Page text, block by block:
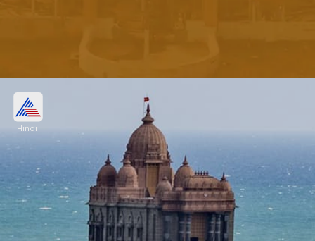
कामाख्या देवी मंदिर, आंध्र प्रदेश (Kamakhya
Temple, Andhra Pradesh)
आंध्र प्रदेश के विशाखापट्टनम में कामाख्या देवी का मंदिर है।
यहां सिर्फ महिलाओं को पूजा करने का अधिकार है। इस मंदिर की
पुजारी भी एक महिला है। यहां पुरुषों का प्रवेश वर्जित है।
Image credits: wikipedia
Hindi